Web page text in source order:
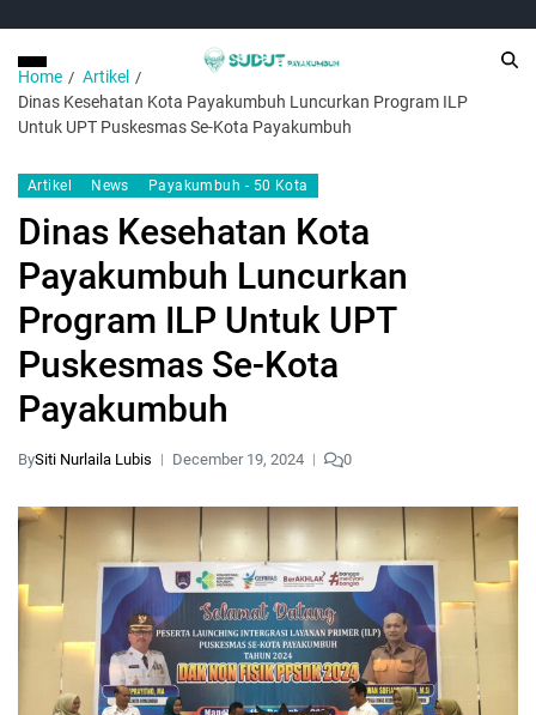
Home
Artikel
Dinas Kesehatan Kota Payakumbuh Luncurkan Program ILP
Untuk UPT Puskesmas Se-Kota Payakumbuh
Artikel News Payakumbuh - 50 Kota
Dinas Kesehatan Kota
Payakumbuh Luncurkan
Program ILP Untuk UPT
Puskesmas Se-Kota
Payakumbuh
BySiti Nurlaila Lubis December 19, 2024 0